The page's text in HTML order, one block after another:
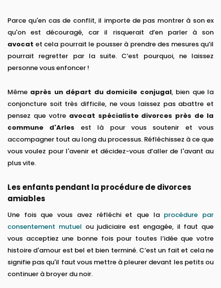
Parce qu'en cas de conflit, il importe de pas montrer à son ex
qu'on est découragé, car il risquerait d’en parler à son
avocat et cela pourrait le pousser à prendre des mesures qu’il
pourrait regretter par la suite. C’est pourquoi, ne laissez
personne vous enfoncer !
Même après un départ du domicile conjugal, bien que la
conjoncture soit très difficile, ne vous laissez pas abattre et
pensez que votre avocat spécialiste divorces près de la
commune d'Arles est là pour vous soutenir et vous
accompagner tout au long du processus. Réfléchissez à ce que
vous voulez pour l'avenir et décidez-vous d’aller de l'avant au
plus vite.
Les enfants pendant la procédure de divorces
amiables
Une fois que vous avez réfléchi et que la procédure par
consentement mutuel ou judiciaire est engagée, il faut que
vous acceptiez une bonne fois pour toutes l’idée que votre
histoire d'amour est bel et bien terminé. C’est un fait et cela ne
signifie pas qu'il faut vous mettre à pleurer devant les petits ou
continuer à broyer du noir.